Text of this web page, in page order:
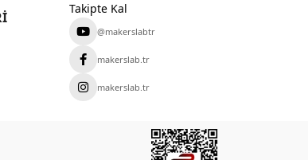
Takipte Kal
@makerslabtr
makerslab.tr
makerslab.tr